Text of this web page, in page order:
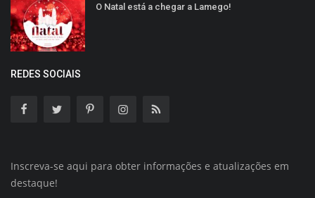
O Natal está a chegar a Lamego!
REDES SOCIAIS
Inscreva-se aqui para obter informações e atualizações em
destaque!